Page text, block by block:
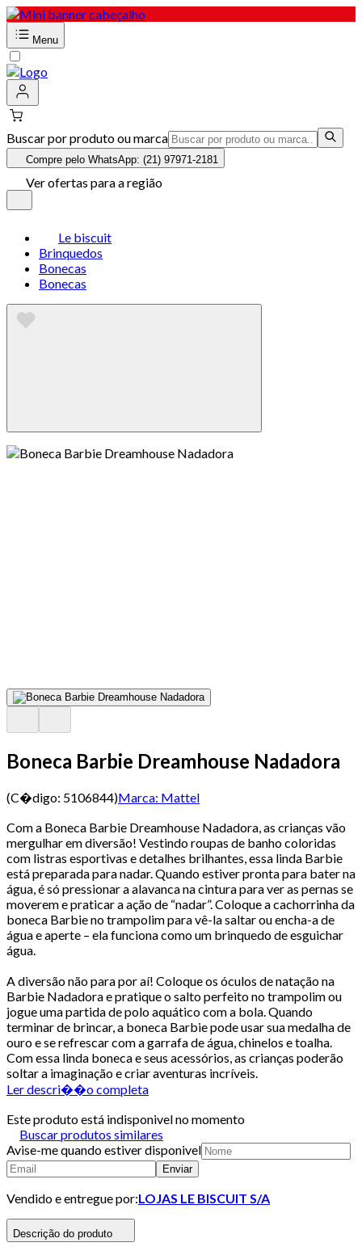
Menu
Buscar por produto ou marca
Compre pelo WhatsApp: (21) 97971-2181
Ver ofertas para a região
Le biscuit
Brinquedos
Bonecas
Bonecas
Boneca Barbie Dreamhouse Nadadora
(C�digo: 5106844)Marca: Mattel
Com a Boneca Barbie Dreamhouse Nadadora, as crianças vão
mergulhar em diversão! Vestindo roupas de banho coloridas
com listras esportivas e detalhes brilhantes, essa linda Barbie
está preparada para nadar. Quando estiver pronta para bater na
água, é só pressionar a alavanca na cintura para ver as pernas se
moverem e praticar a ação de “nadar”. Coloque a cachorrinha da
boneca Barbie no trampolim para vê-la saltar ou encha-a de
água e aperte – ela funciona como um brinquedo de esguichar
água.
A diversão não para por aí! Coloque os óculos de natação na
Barbie Nadadora e pratique o salto perfeito no trampolim ou
jogue uma partida de polo aquático com a bola. Quando
terminar de brincar, a boneca Barbie pode usar sua medalha de
ouro e se refrescar com a garrafa de água, chinelos e toalha.
Com essa linda boneca e seus acessórios, as crianças poderão
soltar a imaginação e criar aventuras incríveis.
Ler descri��o completa
Este produto está indisponivel no momento
Buscar produtos similares
Avise-me quando estiver disponivel
Enviar
Vendido e entregue por:LOJAS LE BISCUIT S/A
Descrição do produto